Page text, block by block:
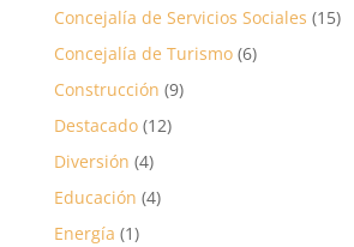
Concejalía de Servicios Sociales (15)
Concejalía de Turismo(6)
Construcción (9)
Destacado(12)
Diversión (4)
Educación (4)
Energía (1)